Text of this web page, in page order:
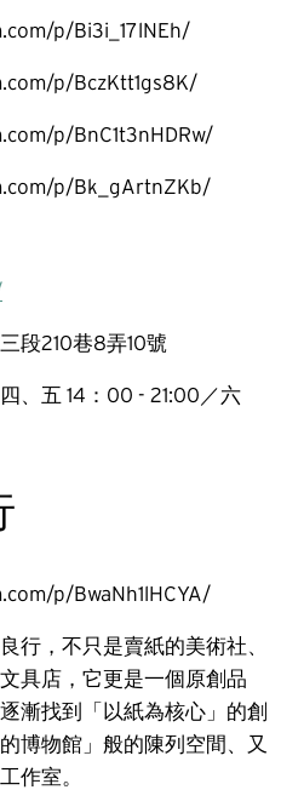
p/Bi3i_17lNEh/
p/BczKtt1gs8K/
p/BnC1t3nHDRw/
p/Bk_gArtnZKb/
段210巷8弄10號
、五 14：00 - 21:00／六
p/BwaNh1lHCYA/
行，不只是賣紙的美術社、
具店，它更是一個原創品
漸找到「以紙為核心」的創
博物館」般的陳列空間、又
作室。